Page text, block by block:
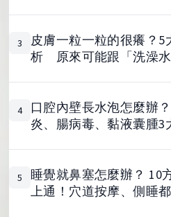
3
皮膚一粒一粒的很癢？5
析 原來可能跟「洗澡
4
口腔內壁長水泡怎麼辦
炎、腸病毒、黏液囊腫3
5
睡覺就鼻塞怎麼辦？ 10
上通！穴道按摩、側睡